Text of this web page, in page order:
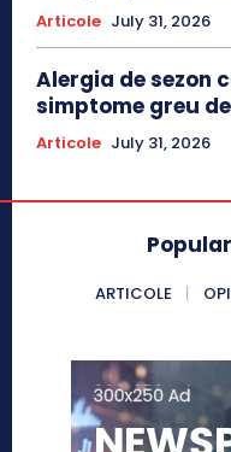
Articole July 31, 2026
Alergia de sezon
simptome greu
Articole July 31, 2026
ARTICOLE